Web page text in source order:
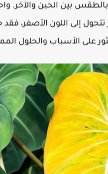
بين الحين والآخر.
إلى اللون الأصفر،
على الأسباب والحلول